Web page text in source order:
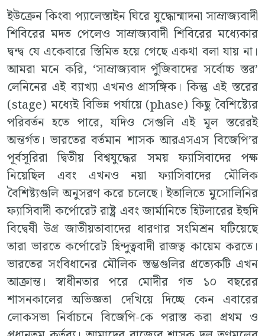
ইউক্রেন কিংবা প্যালেস্তাইন ঘিরে যুদ্ধোন্মাদনা সাম্রাজ্যবাদী
শিবিরের মদত পেলেও সাম্রাজ্যবাদী শিবিরের মধ্যেকার
দ্বন্দ্ব যে একেবারে স্তিমিত হয়ে গেছে একথা বলা যায় না।
আমরা মনে করি, ‘সাম্রাজ্যবাদ পুঁজিবাদের সর্বোচ্চ স্তর’
লেনিনের এই ব্যাখ্যা এখনও প্রাসঙ্গিক। কিন্তু এই স্তরের
(stage) মধ্যেই বিভিন্ন পর্যায়ে (phase) কিছু বৈশিষ্ট্যের
পরিবর্তন হতে পারে, যদিও সেগুলি এই মূল স্তরেরই
অন্তর্গত। ভারতের বর্তমান শাসক আরএসএস বিজেপি’র
পূর্বসূরিরা দ্বিতীয় বিশ্বযুদ্ধের সময় ফ্যাসিবাদের পক্ষ
নিয়েছিল এবং এখনও নয়া ফ্যাসিবাদের মৌলিক
বৈশিষ্ট্যগুলি অনুসরণ করে চলেছে। ইতালিতে মুসোলিনির
ফ্যাসিবাদী কর্পোরেট রাষ্ট্র এবং জার্মানিতে হিটলারের ইহুদি
বিদ্বেষী উগ্র জাতীয়তাবাদের ধারণার সংমিশ্রন ঘটিয়েছে
তারা ভারতে কর্পোরেট হিন্দুত্ববাদী রাজত্ব কায়েম করতে।
ভারতের সংবিধানের মৌলিক স্তম্ভগুলির প্রত্যেকটি এখন
আক্রান্ত। স্বাধীনতার পরে মোদীর গত ১০ বছরের
শাসনকালের অভিজ্ঞতা দেখিয়ে দিচ্ছে কেন এবারের
লোকসভা নির্বাচনে বিজেপি-কে পরাস্ত করা প্রথম ও